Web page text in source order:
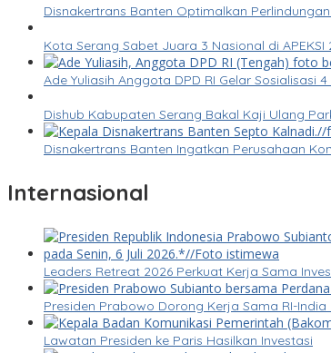
Disnakertrans Banten Optimalkan
Kota Serang Sabet Juara 3 Nasional di
Ade Yuliasih Anggota DPD RI Gelar Sosialisasi
Dishub Kabupaten Serang Bakal Kaji Ulang
Disnakertrans Banten Ingatkan Perusahaan
Internasional
Leaders Retreat 2026 Perkuat Kerja Sama
Presiden Prabowo Dorong Kerja Sama RI-
Lawatan Presiden ke Paris Hasilkan Investasi